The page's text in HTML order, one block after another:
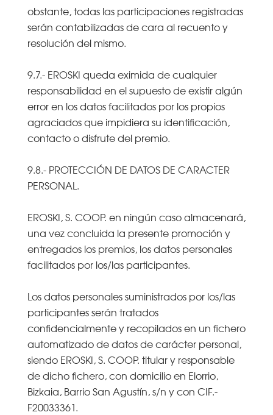
obstante, todas las participaciones registradas
serán contabilizadas de cara al recuento y
resolución del mismo.
9.7.- EROSKI queda eximida de cualquier
responsabilidad en el supuesto de existir algún
error en los datos facilitados por los propios
agraciados que impidiera su identificación,
contacto o disfrute del premio.
9.8.- PROTECCIÓN DE DATOS DE CARACTER
PERSONAL.
EROSKI, S. COOP. en ningún caso almacenará,
una vez concluida la presente promoción y
entregados los premios, los datos personales
facilitados por los/las participantes.
Los datos personales suministrados por los/las
participantes serán tratados
confidencialmente y recopilados en un fichero
automatizado de datos de carácter personal,
siendo EROSKI, S. COOP. titular y responsable
de dicho fichero, con domicilio en Elorrio,
Bizkaia, Barrio San Agustín, s/n y con CIF.-
F20033361.